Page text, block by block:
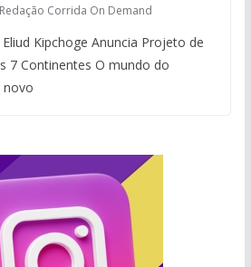
Redação Corrida On Demand
Kipchoge Anuncia Projeto de
7 Continentes O mundo do
novo